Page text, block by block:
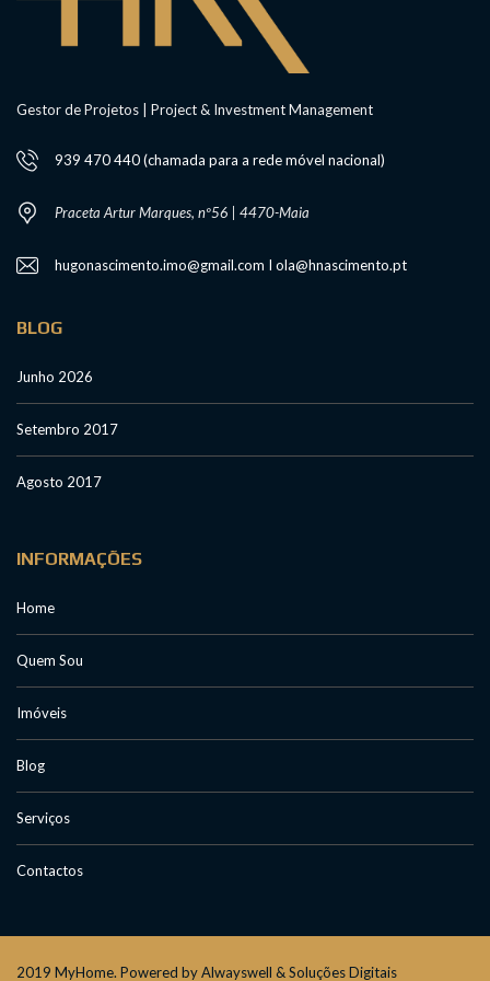
Gestor de Projetos | Project & Investment Management
939 470 440 (chamada para a rede móvel nacional)
Praceta Artur Marques, nº56 | 4470-Maia
hugonascimento.imo@gmail.com I ola@hnascimento.pt
BLOG
Junho 2026
Setembro 2017
Agosto 2017
INFORMAÇÕES
Home
Quem Sou
Imóveis
Blog
Serviços
Contactos
2019 MyHome. Powered by Alwayswell & Soluções Digitais